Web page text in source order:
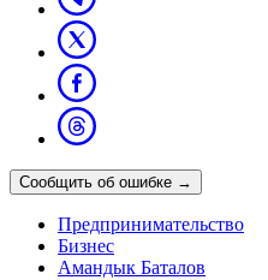
Сообщить об ошибке →
Предпринимательство
Бизнес
Амандык Баталов